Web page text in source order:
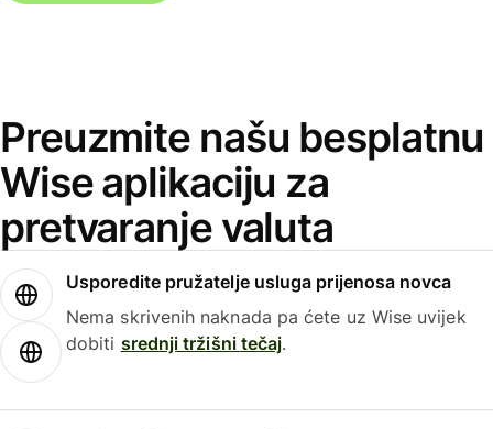
Preuzmite našu besplatnu
Wise aplikaciju za
pretvaranje valuta
Usporedite pružatelje usluga prijenosa novca
Nema skrivenih naknada pa ćete uz Wise uvijek
dobiti srednji tržišni tečaj.